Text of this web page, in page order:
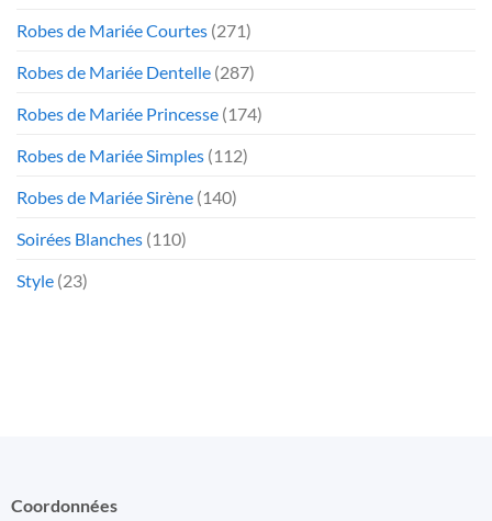
Robes de Mariée Courtes (271)
Robes de Mariée Dentelle (287)
Robes de Mariée Princesse (174)
Robes de Mariée Simples (112)
Robes de Mariée Sirène (140)
Soirées Blanches (110)
Style (23)
Coordonnées